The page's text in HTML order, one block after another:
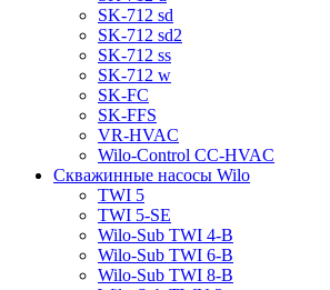
SK-712 sd
SK-712 sd2
SK-712 ss
SK-712 w
SK-FC
SK-FFS
VR-HVAC
Wilo-Control CC-HVAC
Скважинные насосы Wilo
TWI 5
TWI 5-SE
Wilo-Sub TWI 4-B
Wilo-Sub TWI 6-B
Wilo-Sub TWI 8-B